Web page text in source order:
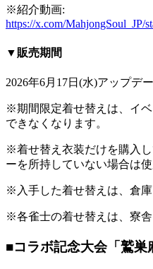
※紹介動画:
https://x.com/MahjongSoul_JP/
▼販売期間
2026年6月17日(水)アップデ
※期間限定着せ替えは、イ
できなくなります。
※着せ替え衣装だけを購入
ーを所持していない場合は使
※入手した着せ替えは、倉庫
※各雀士の着せ替えは、寮舎
■コラボ記念大会「鷲巣